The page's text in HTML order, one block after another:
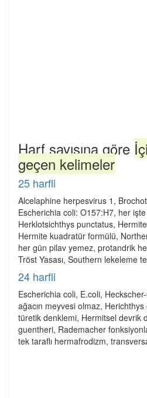
Harf sayısına göre
geçen kelimeler
25 harfli
Alcelaphine herpesvirus 1,
Escherichia coli: O157:H7, her işte
Herklotsichthys punctatus,
Hermite kuadratür formülü,
her gün pilav yemez, protandrik
Tröst Yasası, Southern lekeleme
24 harfli
Escherichia coli, E.coli,
ağacın meyvesi olmaz,
türetik denklemi, Hermitsel devrik
guentheri, Rademacher
tek taraflı hermafrodizm,